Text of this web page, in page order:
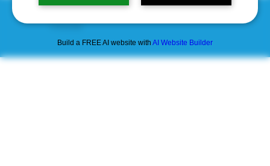
Build a FREE AI website with AI Website Builder